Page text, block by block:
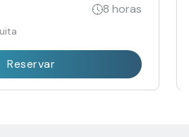
8 horas
Reservar